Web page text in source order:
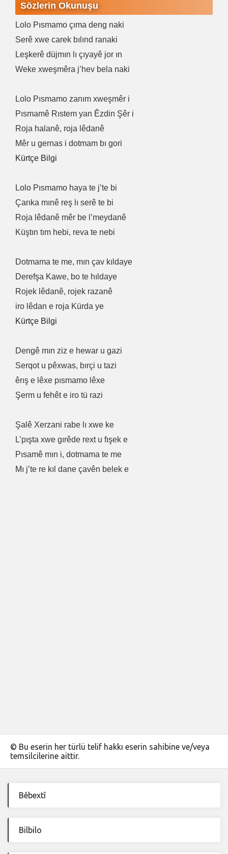
Sözlerin Okunuşu
Lolo Pısmamo çıma deng naki
Serê xwe carek bılınd ranaki
Leşkerê düjmın lı çıyayê jor ın
Weke xweşmêra j’hev bela naki
Lolo Pısmamo zanım xweşmêr i
Pısmamê Rıstem yan Êzdin Şêr i
Roja halanê, roja lêdanê
Mêr u gernas i dotmam bı gori
Kürtçe Bilgi
Lolo Pısmamo haya te j’te bi
Çarıka mınê reş lı serê te bi
Roja lêdanê mêr be l’meydanê
Küştın tım hebi, reva te nebi
Dotmama te me, mın çav kıldaye
Derefşa Kawe, bo te hıldaye
Rojek lêdanê, rojek razanê
iro lêdan e roja Kürda ye
Kürtçe Bilgi
Dengê mın ziz e hewar u gazi
Serqot u pêxwas, bırçi u tazi
êrış e lêxe pısmamo lêxe
Şerm u fehêt e iro tü razi
Şalê Xerzani rabe lı xwe ke
L’pışta xwe gırêde rext u fışek e
Pısamê mın i, dotmama te me
Mı j’te re kıl dane çavên belek e
© Bu eserin her türlü telif hakkı eserin sahibine ve/veya
temsilcilerine aittir.
Bêbextî
Bilbilo